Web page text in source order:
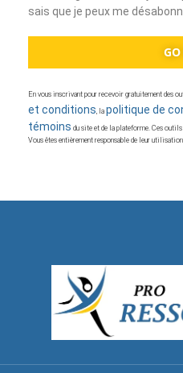
sais que je peux me
GO
En vous inscrivant pour recevoir gratuitement des
et conditions, la politique de
témoins du site et de la plateforme. Ces
Vous êtes entièrement responsable de leur